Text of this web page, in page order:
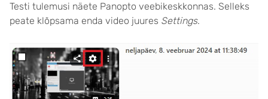
Testi tulemusi näete Panopto veebikeskkonnas. Selleks
peate klõpsama enda video juures Settings.